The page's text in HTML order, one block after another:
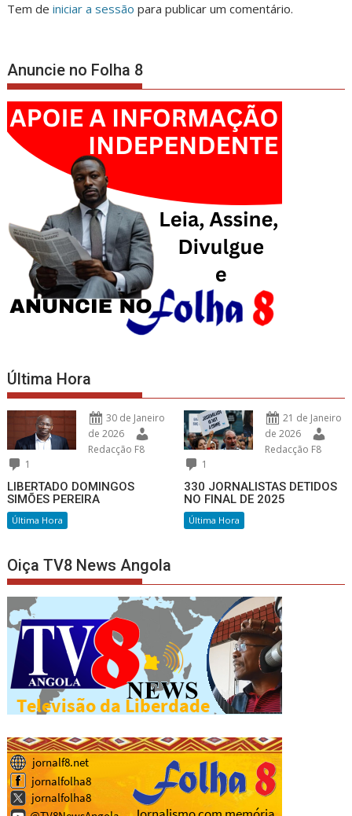
Tem deiniciar a sessão para publicar um comentário.
Anuncie no Folha 8
Última Hora
30 de Janeiro
de 2026
Redacção F8
1
LIBERTADO DOMINGOS
SIMÕES PEREIRA
Última Hora
21 de Janeiro
de 2026
Redacção F8
1
330 JORNALISTAS DETIDOS
NO FINAL DE 2025
Última Hora
Oiça TV8 News Angola